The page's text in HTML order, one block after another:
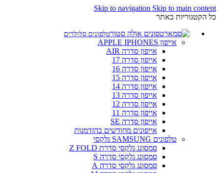
Skip to navigation Skip to main content
כל הקטגוריות באתר
טלפונים סלולרים
אייפון APPLE IPHONES
אייפון סדרה AIR
אייפון סדרה 17
אייפון סדרה 16
אייפון סדרה 15
אייפון סדרה 14
אייפון סדרה 13
אייפון סדרה 12
אייפון סדרה 11
אייפון סדרה SE
אייפונים מחודשים בהזדמנות
טלפונים SAMSUNG גלקסי
סמסונג גלקסי סדרת Z FOLD
סמסונג גלקסי סדרה S
סמסונג גלקסי סדרה A